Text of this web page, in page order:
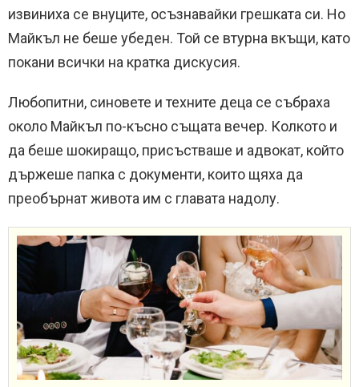
извиниха се внуците, осъзнавайки грешката си. Но
Майкъл не беше убеден. Той се втурна вкъщи, като
покани всички на кратка дискусия.
Любопитни, синовете и техните деца се събраха
около Майкъл по-късно същата вечер. Колкото и
да беше шокиращо, присъстваше и адвокат, който
държеше папка с документи, които щяха да
преобърнат живота им с главата надолу.